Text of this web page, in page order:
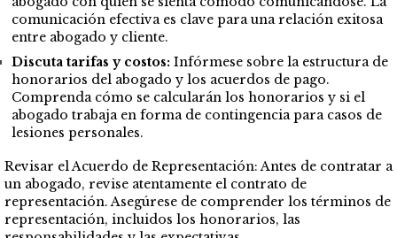
comunicación efectiva es clave para una relación exitosa
entre abogado y cliente.
Discuta tarifas y costos: Infórmese sobre la estructura de
honorarios del abogado y los acuerdos de pago.
Comprenda cómo se calcularán los honorarios y si el
abogado trabaja en forma de contingencia para casos de
lesiones personales.
Revisar el Acuerdo de Representación: Antes de contratar a
un abogado, revise atentamente el contrato de
representación. Asegúrese de comprender los términos de
representación, incluidos los honorarios, las